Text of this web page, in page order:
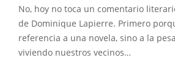
No, hoy no toca un comentario
de Dominique Lapierre. Primero
referencia a una novela, sino a la
viviendo nuestros vecinos…